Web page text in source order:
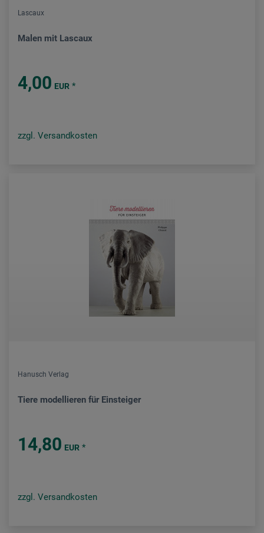
Lascaux
Malen mit Lascaux
4,00 EUR *
zzgl. Versandkosten
Hanusch Verlag
Tiere modellieren für Einsteiger
14,80 EUR *
zzgl. Versandkosten